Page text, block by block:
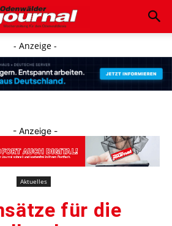
- Anzeige -
- Anzeige -
Aktuelles
für die